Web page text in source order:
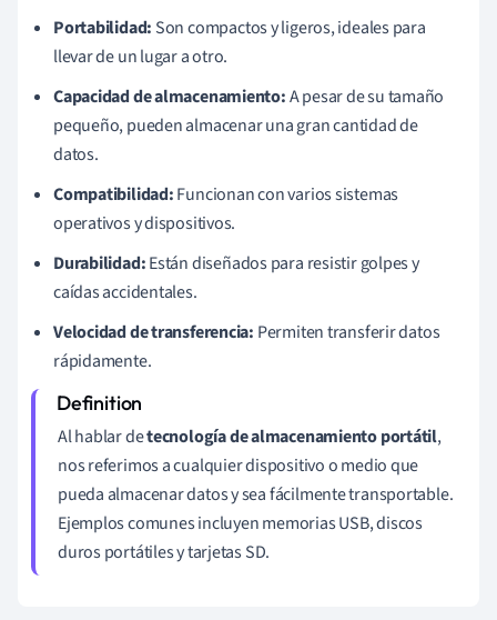
Portabilidad: Son compactos y ligeros, ideales para
llevar de un lugar a otro.
Capacidad de almacenamiento:A pesar de su tamaño
pequeño, pueden almacenar una gran cantidad de
datos.
Compatibilidad:Funcionan con varios sistemas
operativos y dispositivos.
Durabilidad:Están diseñados para resistir golpes y
caídas accidentales.
Velocidad de transferencia: Permiten transferir datos
rápidamente.
Al hablar detecnología de almacenamiento portátil,
nos referimos a cualquier dispositivo o medio que
pueda almacenar datos y sea fácilmente transportable.
Ejemplos comunes incluyen memorias USB, discos
duros portátiles y tarjetas SD.